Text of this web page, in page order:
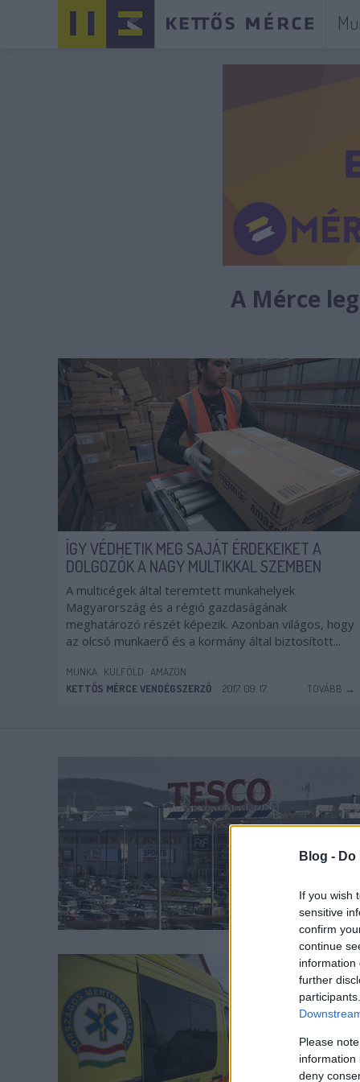
Blog -
If you wish
sensitive
confirm
continue
information
further
Please
information
deny
A Mérce
ÍGY VÉDHETIK MEG SAJÁT ÉRDEKEIKET A
DOLGOZÓK A NAGY MULTIKKAL SZEMBEN
A multicégek által teremtett munkahelyek
Magyarország és a régió gazdaságának
meghatározó részét képezik. Azonban világos, hogy
az olcsó munkaerő és a kormány által biztosított...
MUNKA KÜLFÖLD
AMAZON
KETTŐS MÉRCE VENDÉGSZERZŐ
2017. 09. 17. TOVÁBB →